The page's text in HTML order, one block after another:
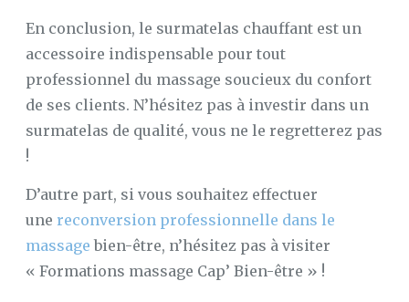
En conclusion, le surmatelas chauffant est un
accessoire indispensable pour tout
professionnel du massage soucieux du confort
de ses clients. N’hésitez pas à investir dans un
surmatelas de qualité, vous ne le regretterez pas
!
D’autre part, si vous souhaitez effectuer
une reconversion professionnelle dans le
massage bien-être, n’hésitez pas à visiter
« Formations massage Cap’ Bien-être » !